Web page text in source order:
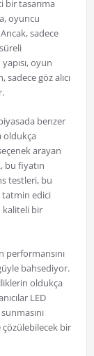
bir tasarıma
oyuncu
sadece
oyun
göz alıcı
benzer
oldukça
arayan
bu fiyatın
testleri, bu
tatmin edici
kaliteli bir
performansını
bahsediyor.
oldukça
LED
bir